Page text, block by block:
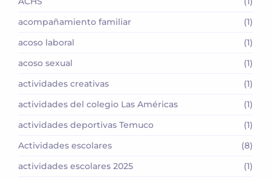
acompañamiento familiar
(1)
acoso laboral
(1)
acoso sexual
(1)
actividades creativas
(1)
actividades del colegio Las Américas
(1)
actividades deportivas Temuco
(1)
Actividades escolares
(8)
actividades escolares 2025
(1)